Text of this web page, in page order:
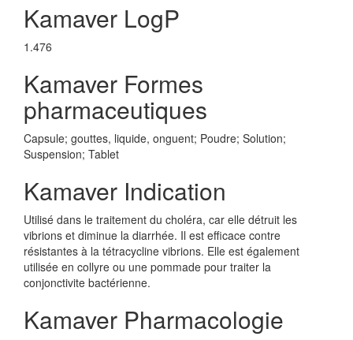
Kamaver LogP
1.476
Kamaver Formes
pharmaceutiques
Capsule; gouttes, liquide, onguent; Poudre; Solution;
Suspension; Tablet
Kamaver Indication
Utilisé dans le traitement du choléra, car elle détruit les
vibrions et diminue la diarrhée. Il est efficace contre
résistantes à la tétracycline vibrions. Elle est également
utilisée en collyre ou une pommade pour traiter la
conjonctivite bactérienne.
Kamaver Pharmacologie